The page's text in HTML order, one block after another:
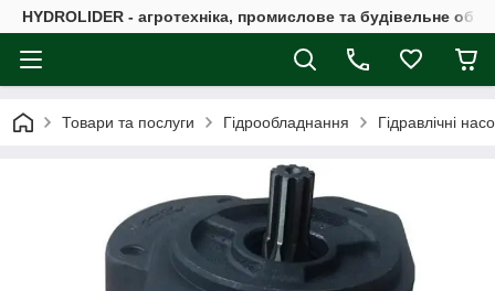
HYDROLIDER - агротехніка, промислове та будівельне
Товари та послуги Гідрообладнання Гідравлічні